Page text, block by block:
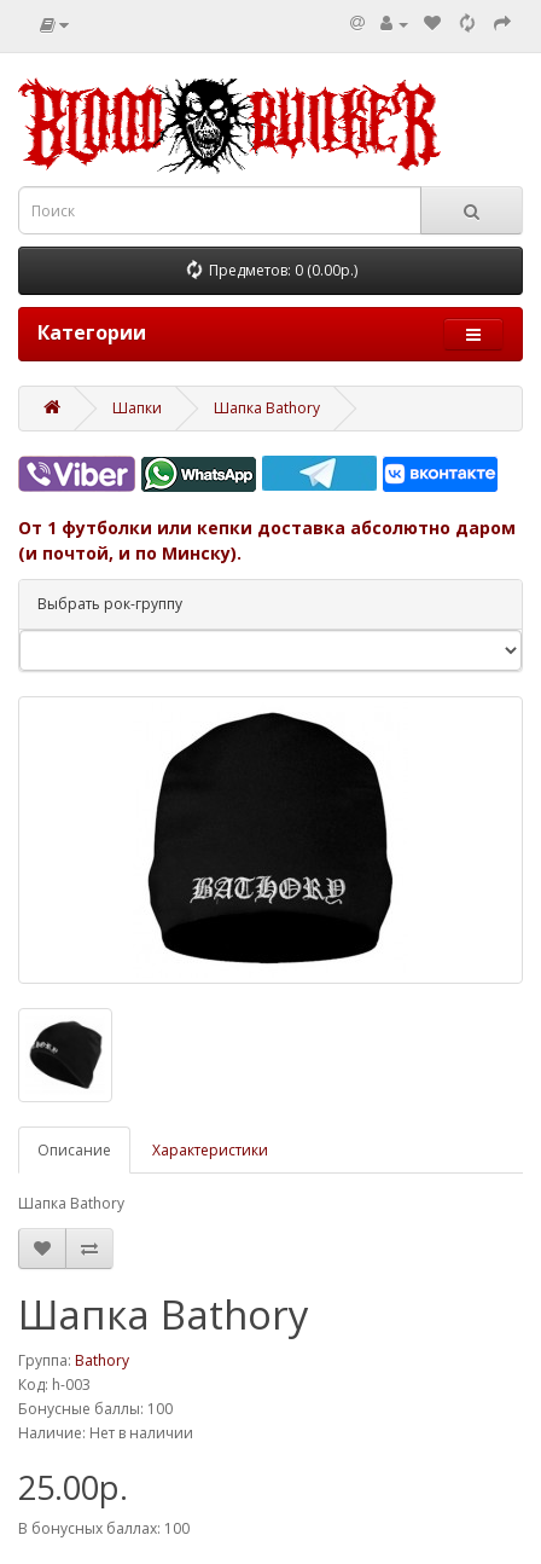
Предметов: 0 (0.00р.)
Категории
Шапки Шапка Bathory
От 1 футболки или кепки доставка абсолютно даром
(и почтой, и по Минску).
Выбрать рок-группу
Описание Характеристики
Шапка Bathory
Шапка Bathory
Группа: Bathory
Код: h-003
Бонусные баллы: 100
Наличие: Нет в наличии
25.00р.
В бонусных баллах: 100